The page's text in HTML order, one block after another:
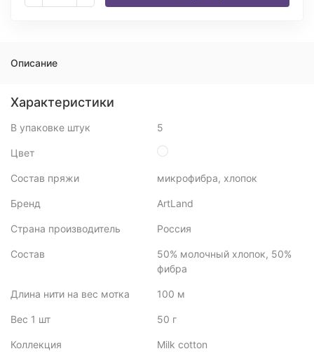
Описание
Характеристики
В упаковке штук 5
Цвет
Состав пряжи микрофибра, хлопок
Бренд ArtLand
Страна производитель Россия
Состав
50% молочный хлопок, 50%
фибра
Длина нити на вес мотка 100 м
Вес 1 шт 50 г
Коллекция Milk cotton